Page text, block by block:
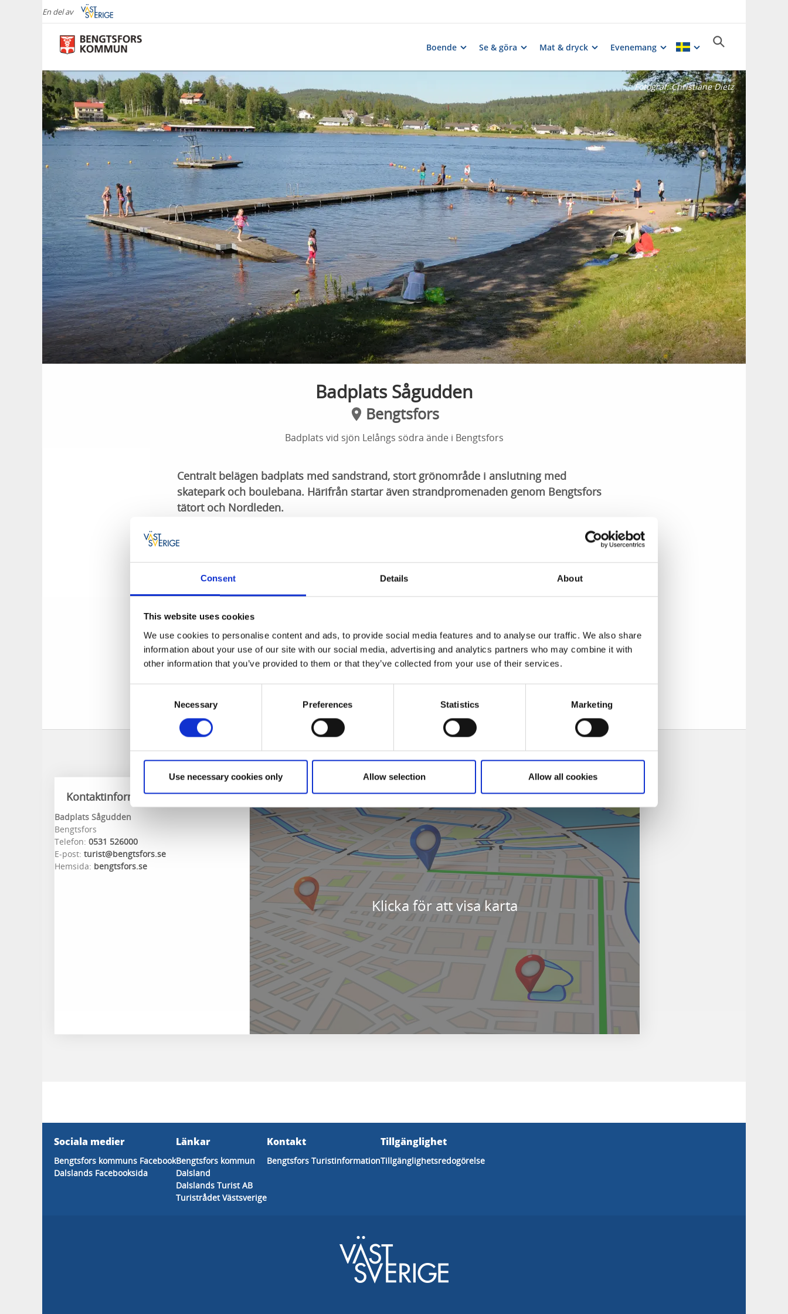
Consent Details About
This website uses cookies
We use cookies to personalise content and ads, to provide social media features and to analyse our traffic. We also share
information about your use of our site with our social media, advertising and analytics partners who may combine it with
other information that you’ve provided to them or that they’ve collected from your use of their services.
Necessary Preferences Statistics Marketing
Use necessary cookies only Allow selection Allow all cookies
En del av
Boende Se & göra Mat & dryck Evenemang
Fotograf:Christiane Dietz
Badplats Sågudden
Bengtsfors
Badplats vid sjön Lelångs södra ände i Bengtsfors
Centralt belägen badplats med sandstrand, stort grönområde i anslutning med
skatepark och boulebana. Härifrån startar även strandpromenaden genom Bengtsfors
tätort och Nordleden.
Här är det nära till turistbyrå, butik med kioskvaror, WC. Bengtsfors centrum med butiker och
restauranger är inte heller långt undan.
Lelång är en klar sjö och dess djupaste delar ligger i mellersta delen söder om Gustavsfors.
och ingår i Dalslands Kanals sjösystem och
Vid badplats Sågudden i sjön Lelång finns:
bryggor
hopptorn
kvällsol
Kontaktinformation
Badplats Sågudden
Bengtsfors
Telefon: 0531 526000
E-post: turist@bengtsfors.se
Hemsida: bengtsfors.se
Klicka för att visa karta
Sociala medier
Bengtsfors kommuns Facebook
Dalslands Facebooksida
Länkar
Bengtsfors kommun
Dalsland
Dalslands Turist AB
Turistrådet Västsverige
Kontakt
Bengtsfors Turistinformation
Tillgänglighet
Tillgänglighetsredogörelse